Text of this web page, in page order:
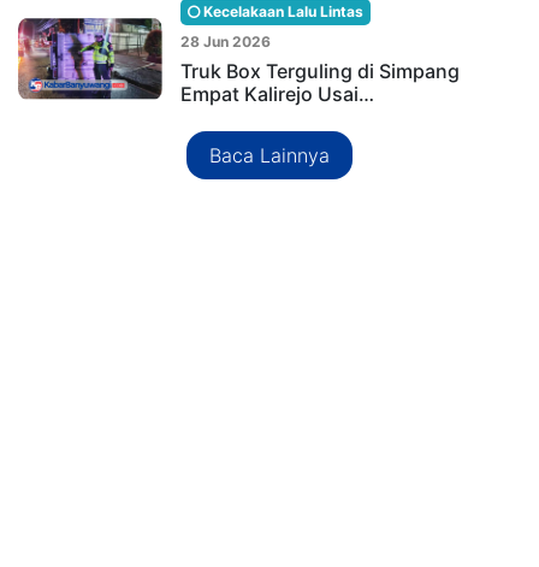
Kecelakaan Lalu Lintas
28 Jun 2026
Truk Box Terguling di Simpang
Empat Kalirejo Usai…
Baca Lainnya